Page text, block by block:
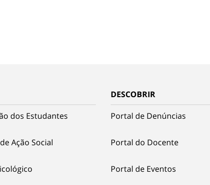
dos Estudantes
Ação Social
DESCOBRIR
Portal de Denúncias
Portal do Docente
Portal de Eventos